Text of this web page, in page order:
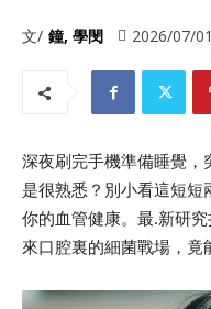
文/ 鐘, 學閔 2026/07/01
深夜刷完手機準備睡覺
是很熟悉？別小看這短
你的血管健康。最.新研
來口腔裏的細菌戰場，竟